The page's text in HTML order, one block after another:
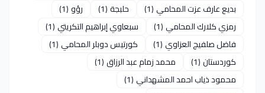
بديع عارف عزت المحامي (1) حلبجة(1) رؤو(1)
رمزي كلارك المحامي (1) سبعاوي إبراهيم التكريتي (1)
فاضل صلفيج العزاوي(1) كورتيس دوبلر المحامي (1)
كوردستان(1) محمد زمام عبد الرزاق(1)
محمود ذياب احمد المشهداني (1)